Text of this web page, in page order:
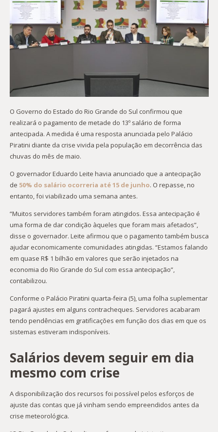
O Governo do Estado do Rio Grande do Sul confirmou que
realizará o pagamento de metade do 13º salário de forma
antecipada. A medida é uma resposta anunciada pelo Palácio
Piratini diante da crise vivida pela população em decorrência das
chuvas do mês de maio.
O governador Eduardo Leite havia anunciado que a antecipação
de 50% do salário ocorreria até 15 de junho. O repasse, no
entanto, foi viabilizado uma semana antes.
“Muitos servidores também foram atingidos. Essa antecipação é
uma forma de dar condição àqueles que foram mais afetados”,
disse o governador. Leite afirmou que o pagamento também busca
ajudar economicamente comunidades atingidas. “Estamos falando
em quase R$ 1 bilhão em valores que serão injetados na
economia do Rio Grande do Sul com essa antecipação”,
contabilizou.
Conforme o Palácio Piratini quarta-feira (5), uma folha suplementar
pagará ajustes em alguns contracheques. Servidores acabaram
tendo pendências em gratificações em função dos dias em que os
sistemas estiveram indisponíveis.
Salários devem seguir em dia
mesmo com crise
A disponibilização dos recursos foi possível pelos esforços de
ajuste das contas que já vinham sendo empreendidos antes da
crise meteorológica.